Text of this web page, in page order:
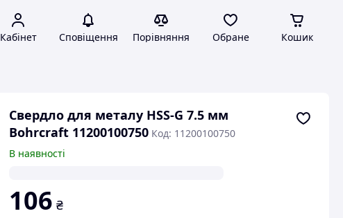
Кабінет Сповіщення Порівняння Обране Кошик
Свердло для металу HSS-G 7.5 мм
Bohrcraft 11200100750 Код: 11200100750
В наявності
106 ₴